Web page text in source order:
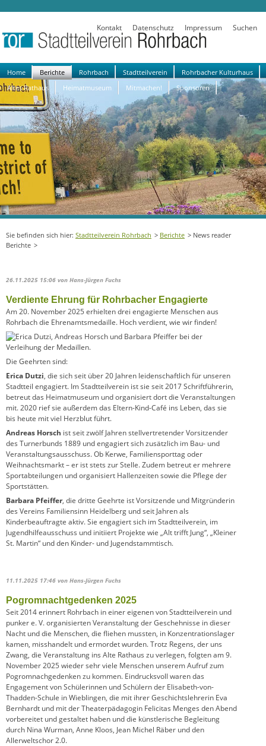
Kontakt Datenschutz Impressum Suchen
Navigation
überspringen
Home Berichte Rohrbach Stadtteilverein
Rohrbacher Kulturhaus
Altes Rathaus
Heimatmuseum Mitmachen! Sponsoren
Stadtteilverein Rohrbach Berichte
News reader
Berichte
26.11.2025 15:06 von Hans-Jürgen Fuchs
Verdiente Ehrung für Rohrbacher Engagierte
Am 20. November 2025 erhielten drei engagierte Menschen aus
Rohrbach die Ehrenamtsmedaille. Hoch verdient, wie wir finden!
Die Geehrten sind:
Erica Dutzi, die sich seit über 20 Jahren leidenschaftlich für unseren
Stadtteil engagiert. Im Stadtteilverein ist sie seit 2017 Schriftführerin,
betreut das Heimatmuseum und organisiert dort die Veranstaltungen
mit. 2020 rief sie außerdem das Eltern-Kind-Café ins Leben, das sie
bis heute mit viel Herzblut führt.
Andreas Horsch ist seit zwölf Jahren stellvertretender Vorsitzender
des Turnerbunds 1889 und engagiert sich zusätzlich im Bau- und
Veranstaltungsausschuss. Ob Kerwe, Familiensporttag oder
Weihnachtsmarkt – er ist stets zur Stelle. Zudem betreut er mehrere
Sportabteilungen und organisiert Hallenzeiten sowie die Pflege der
Sportstätten.
Barbara Pfeiffer, die dritte Geehrte ist Vorsitzende und Mitgründerin
des Vereins Familiensinn Heidelberg und seit Jahren als
Kinderbeauftragte aktiv. Sie engagiert sich im Stadtteilverein, im
Jugendhilfeausschuss und initiiert Projekte wie „Alt trifft Jung“, „Kleiner
St. Martin“ und den Kinder- und Jugendstammtisch.
11.11.2025 17:46 von Hans-Jürgen Fuchs
Pogromnachtgedenken 2025
Seit 2014 erinnert Rohrbach in einer eigenen von Stadtteilverein und
punker e. V. organisierten Veranstaltung der Geschehnisse in dieser
Nacht und die Menschen, die fliehen mussten, in Konzentrationslager
kamen, misshandelt und ermordet wurden. Trotz Regens, der uns
Zwang, die Veranstaltung ins Alte Rathaus zu verlegen, folgten am 9.
November 2025 wieder sehr viele Menschen unserem Aufruf zum
Pogromnachgedenken zu kommen. Eindrucksvoll waren das
Engagement von Schülerinnen und Schülern der Elisabeth-von-
Thadden-Schule in Wieblingen, die mit ihrer Geschichtslehrerin Eva
Bernhardt und mit der Theaterpädagogin Felicitas Menges den Abend
vorbereitet und gestaltet haben und die künstlerische Begleitung
durch Nina Wurman, Anne Kloos, Jean Michel Räber und den
Allerweltschor 2.0.